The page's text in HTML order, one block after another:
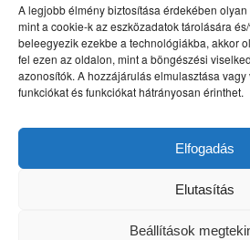
A legjobb élmény biztosítása érdekében
mint a cookie-k az eszközadatok tárolására
beleegyezik ezekbe a technológiákba, akkor
fel ezen az oldalon, mint a böngészési
azonosítók. A hozzájárulás elmulasztása
funkciókat és funkciókat hátrányosan érinthet.
Elfogadás
Elutasítás
Beállítások
KÖNYVKÉSZÍTÉSI
Amit mindenképpen tudnia kell, ha
Fontos szabályok a könyv nyomdai